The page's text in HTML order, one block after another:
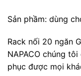
Sản phầm: dùng
Rack nối 20 ngăn
NAPACO chúng
phục được mọi